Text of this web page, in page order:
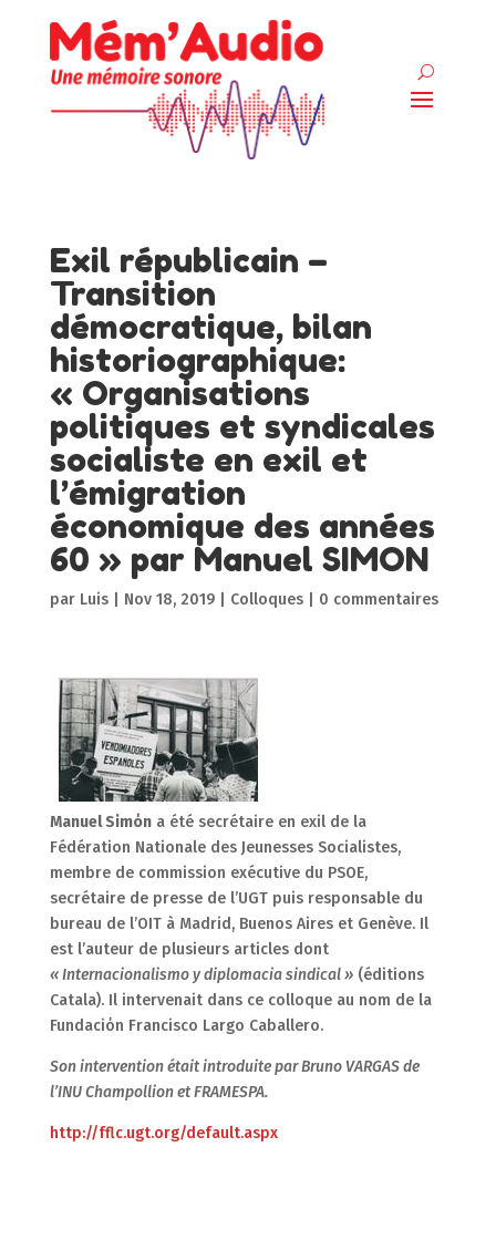
Exil républicain –
Transition
démocratique, bilan
historiographique:
« Organisations
politiques et syndicales
socialiste en exil et
l’émigration
économique des années
60 » par Manuel SIMON
par Luis| Nov 18, 2019| Colloques| 0 commentaires
Manuel Simόna été secrétaire en exil de la
Fédération Nationale des Jeunesses Socialistes,
membre de commission exécutive du PSOE,
secrétaire de presse de l’UGT puis responsable du
bureau de l’OIT à Madrid, Buenos Aires et Genève. Il
est l’auteur de plusieurs articles dont
« Internacionalismo y diplomacia sindical »(éditions
Catala). Il intervenait dans ce colloque au nom de la
Fundaciόn Francisco Largo Caballero.
Son intervention était introduite par Bruno VARGAS de
l’INU Champollion et FRAMESPA.
http://fflc.ugt.org/default.aspx